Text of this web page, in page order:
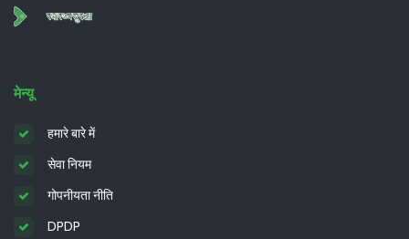
मेन्यू
हमारे बारे में
सेवा नियम
गोपनीयता नीति
DPDP